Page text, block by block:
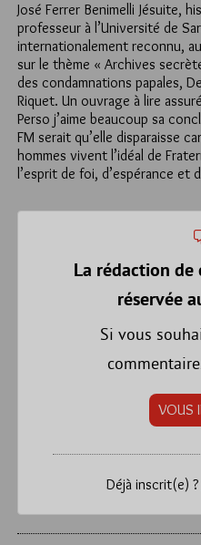
José Ferrer Benimelli Jésuite,
professeur à l’Université de
internationalement reconnu,
sur le thème « Archives
des condamnations papales,
Riquet. Un ouvrage à lire
Perso j’aime beaucoup sa
FM serait qu’elle disparaisse
hommes vivent l’idéal de
l’esprit de foi, d’espérance et
La rédaction de
réservée
Si vous
VOUS
Déjà inscrit(e) ?